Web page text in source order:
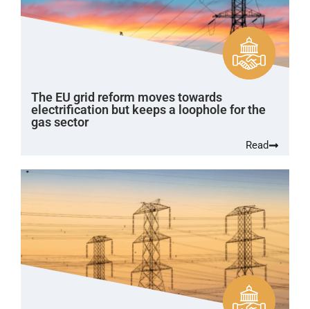
The EU grid reform moves towards
electrification but keeps a loophole for the
gas sector
Read